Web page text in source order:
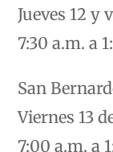
Jueves 12 y
7:30 a.m. a
San Bernardo
Viernes 13
7:00 a.m. a